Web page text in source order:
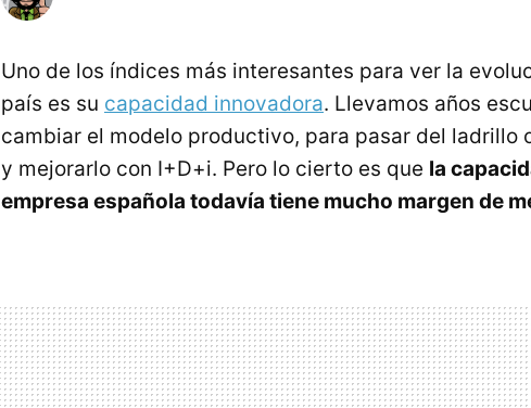
Uno de los índices más interesantes para ver la
país es su capacidad innovadora. Llevamos años
cambiar el modelo productivo, para pasar del ladrillo
y mejorarlo con I+D+i. Pero lo cierto es que la
empresa española todavía tiene mucho margen de